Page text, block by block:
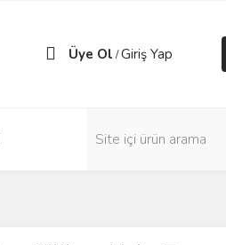
Üye Ol /Giriş Yap